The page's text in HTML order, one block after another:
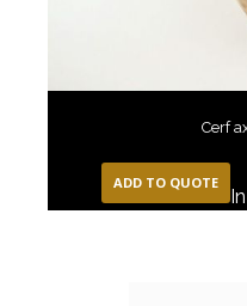
Cerf
ADD TO QUOTE